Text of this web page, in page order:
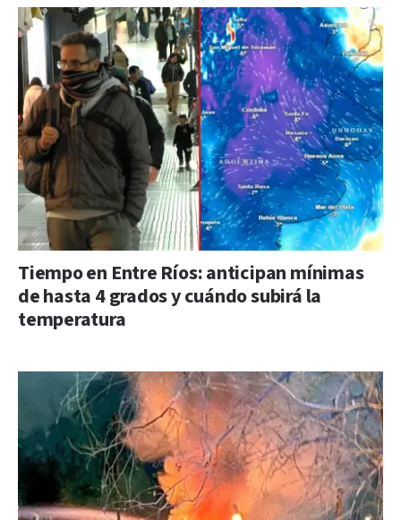
Tiempo en Entre Ríos: anticipan mínimas
de hasta 4 grados y cuándo subirá la
temperatura